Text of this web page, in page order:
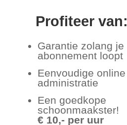
Profiteer van:
Garantie zolang je
abonnement loopt
Eenvoudige online
administratie
Een goedkope
schoonmaakster!
€ 10,- per uur